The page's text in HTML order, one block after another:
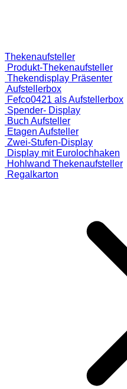
Thekenaufsteller
Produkt-Thekenaufsteller
Thekendisplay Präsenter
Aufstellerbox
Fefco0421 als Aufstellerbox
Spender- Display
Buch Aufsteller
Etagen Aufsteller
Zwei-Stufen-Display
Display mit Eurolochhaken
Hohlwand Thekenaufsteller
Regalkarton